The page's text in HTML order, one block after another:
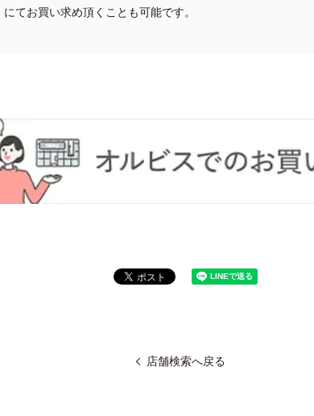
てお買い求め頂くことも可能です。
店舗検索へ戻る